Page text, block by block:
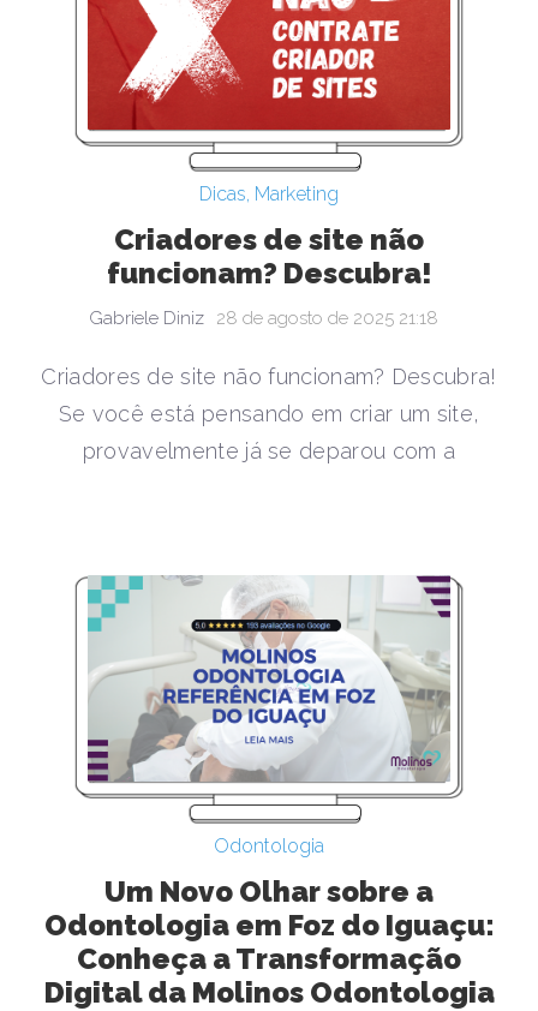
Dicas, Marketing
Criadores de site não
funcionam? Descubra!
Gabriele Diniz 28 de agosto de 2025 21:18
Criadores de site não funcionam? Descubra!
Se você está pensando em criar um site,
provavelmente já se deparou com a
Odontologia
Um Novo Olhar sobre a
Odontologia em Foz do Iguaçu:
Conheça a Transformação
Digital da Molinos Odontologia